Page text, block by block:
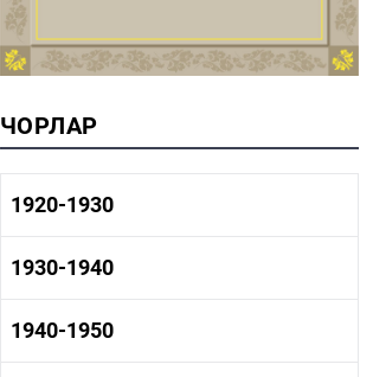
ЧОРЛАР
1920-1930
1920-1930 тарих
1920-1930 мәдәният
1930-1940
1930-1940 тарих
1930-1940 мәдәният
1940-1950